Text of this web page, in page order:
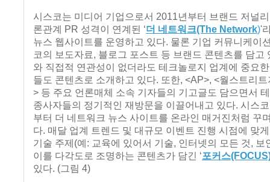
시스코는 미디어 기업으로서 2011년부터 브랜드 저널
론관계 PR 성격이 연계된 ‘더 네트워크(The Network)'
뉴스 웹사이트를 운영하고 있다. 물론 기업 커뮤니케이
코의 보도자료, 블로그 포스트 등 브랜드 콘텐츠를 담고
와 직접적 연관성이 없더라도 테크놀로지 업계에 중요
들도 콘텐츠로 소개하고 있다. 또한, <AP>, <월스트리
> 등 주요 언론매체 소속 기자들의 기고글도 담으면서
종사자들의 정기적인 재방문을 이끌어내고 있다. 시스
부터 더 네트워크 뉴스 사이트를 온라인 매거진처럼 꾸
다. 매달 업계 트렌드 및 대규모 이벤트 진행 시점에 맞
기술 주제(예: 교육에 있어서 기술, 인터넷의 모든 것, 보
이를 다각도로 조명하는 콘텐츠가 담긴 ‘포커스
있다. (그림 4)